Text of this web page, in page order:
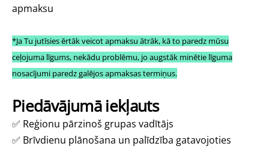
apmaksu
*Ja Tu jutīsies ērtāk veicot apmaksu ātrāk, kā to paredz mūsu
ceļojuma līgums, nekādu problēmu, jo augstāk minētie līguma
nosacījumi paredz galējos apmaksas termiņus.
Piedāvājumā iekļauts
✅ Reģionu pārzinoš grupas vadītājs
✅ Brīvdienu plānošana un palīdzība gatavojoties